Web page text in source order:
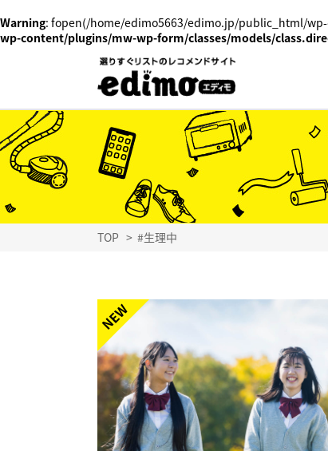
Warning: fopen(/home/edimo5663/edimo.jp/public_html/
wp-content/plugins/mw-wp-form/classes/models/
TOP > #生理中